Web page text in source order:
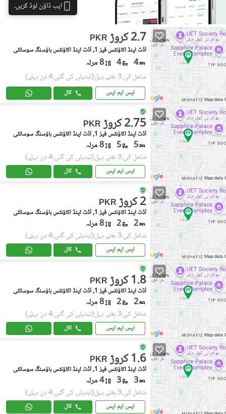
ایپ ڈاؤن لوڈ کریں۔
PKR 2.7 کروڑ
آڈٹ اینڈ اکاؤنٹس فیز 1, آڈٹ اینڈ اکاؤنٹس ہاؤسنگ سوسائٹی
4
4 8 مرلہ
شامل کی:3 ہفتے پہل (تبدیلی کی گئی:4 دن پہلے)
ایس ایم ایس کال
PKR 2.75 کروڑ
آڈٹ اینڈ اکاؤنٹس فیز 1, آڈٹ اینڈ اکاؤنٹس ہاؤسنگ سوسائٹی
5
5 8 مرلہ
شامل کی:3 ہفتے پہل (تبدیلی کی گئی:4 دن پہلے)
ایس ایم ایس کال
PKR 2 کروڑ
آڈٹ اینڈ اکاؤنٹس فیز 1, آڈٹ اینڈ اکاؤنٹس ہاؤسنگ سوسائٹی
2
2 8 مرلہ
شامل کی:3 ہفتے پہل (تبدیلی کی گئی:4 دن پہلے)
ایس ایم ایس کال
PKR 1.8 کروڑ
آڈٹ اینڈ اکاؤنٹس فیز 1, آڈٹ اینڈ اکاؤنٹس ہاؤسنگ سوسائٹی
2
2 8 مرلہ
شامل کی:3 ہفتے پہل (تبدیلی کی گئی:4 دن پہلے)
ایس ایم ایس کال
PKR 1.6 کروڑ
آڈٹ اینڈ اکاؤنٹس فیز 1, آڈٹ اینڈ اکاؤنٹس ہاؤسنگ سوسائٹی
3
3 4 مرلہ
شامل کی:3 ہفتے پہل (تبدیلی کی گئی:4 دن پہلے)
ایس ایم ایس کال